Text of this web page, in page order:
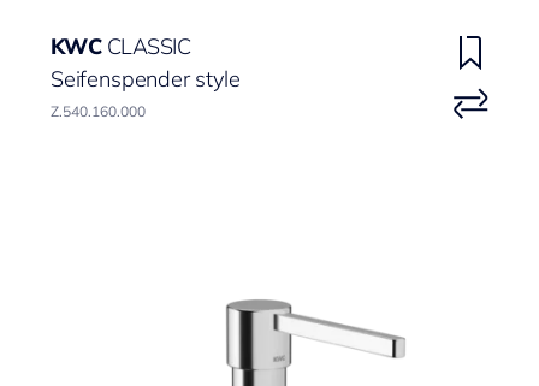
KWC CLASSIC
Seifenspender style
Z.540.160.000